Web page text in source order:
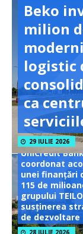
Beko
milion
logistic
ca
29 IULIE 2026
UniCredit
coordonat
unei finanțări
115 de
grupului
susținerea
de dezvoltare
28 IULIE 2026